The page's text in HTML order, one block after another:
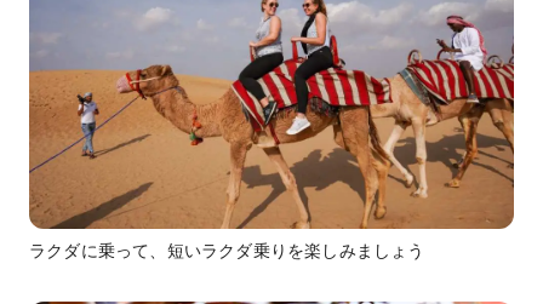
ラクダに乗って、短いラクダ乗りを楽しみましょう